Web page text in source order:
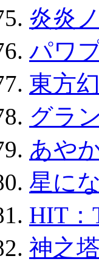
炎炎
パワ
東方
グラ
あや
星に
HIT：
神之